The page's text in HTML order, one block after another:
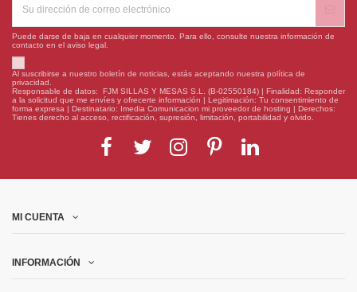
Puede darse de baja en cualquier momento. Para ello, consulte nuestra información de
contacto en el aviso legal.
Al suscribirse a nuestro boletín de noticias, estás aceptando nuestra política de
privacidad.
Responsable de datos: FJM SILLAS Y MESAS S.L. (B-02550184) | Finalidad: Responder
a la solicitud que me envíes y ofrecerte información | Legitimación: Tu consentimiento de
forma expresa | Destinatario: Imedia Comunicacion mi proveedor de hosting | Derechos:
Tienes derecho al acceso, rectificación, supresión, limitación, portabilidad y olvido.
MI CUENTA
INFORMACIÓN